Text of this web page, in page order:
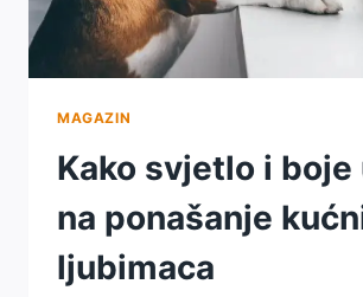
MAGAZIN
Kako svjetlo i
na ponašanje
ljubimaca